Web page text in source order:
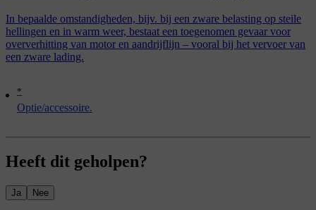
*
Optie/accessoire.
In bepaalde omstandigheden, bijv. bij een zware belasting op steile
hellingen en in warm weer, bestaat een toegenomen gevaar voor
oververhitting van motor en aandrijflijn – vooral bij het vervoer van
een zware lading.
Heeft dit geholpen?
Ja Nee